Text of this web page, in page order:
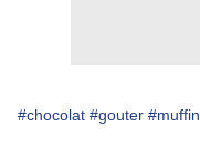
#chocolat #gouter #muffin